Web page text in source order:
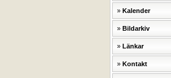
Kalender
Bildarkiv
Länkar
Kontakt